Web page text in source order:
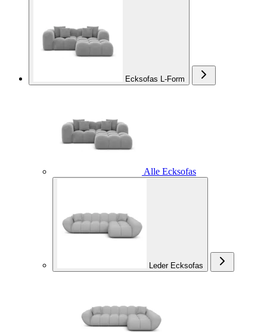
Ecksofas L-Form
Alle Ecksofas
Leder Ecksofas